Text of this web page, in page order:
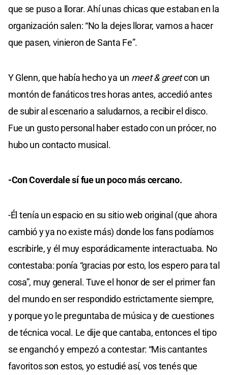
que se puso a llorar. Ahí unas chicas que estaban en la
organización salen: “No la dejes llorar, vamos a hacer
que pasen, vinieron de Santa Fe”.
Y Glenn, que había hecho ya un meet & greetcon un
montón de fanáticos tres horas antes, accedió antes
de subir al escenario a saludarnos, a recibir el disco.
Fue un gusto personal haber estado con un prócer, no
hubo un contacto musical.
-Con Coverdale sí fue un poco más cercano.
-Él tenía un espacio en su sitio web original (que ahora
cambió y ya no existe más) donde los fans podíamos
escribirle, y él muy esporádicamente interactuaba. No
contestaba: ponía “gracias por esto, los espero para tal
cosa”, muy general. Tuve el honor de ser el primer fan
del mundo en ser respondido estrictamente siempre,
y porque yo le preguntaba de música y de cuestiones
de técnica vocal. Le dije que cantaba, entonces el tipo
se enganchó y empezó a contestar: “Mis cantantes
favoritos son estos, yo estudié así, vos tenés que